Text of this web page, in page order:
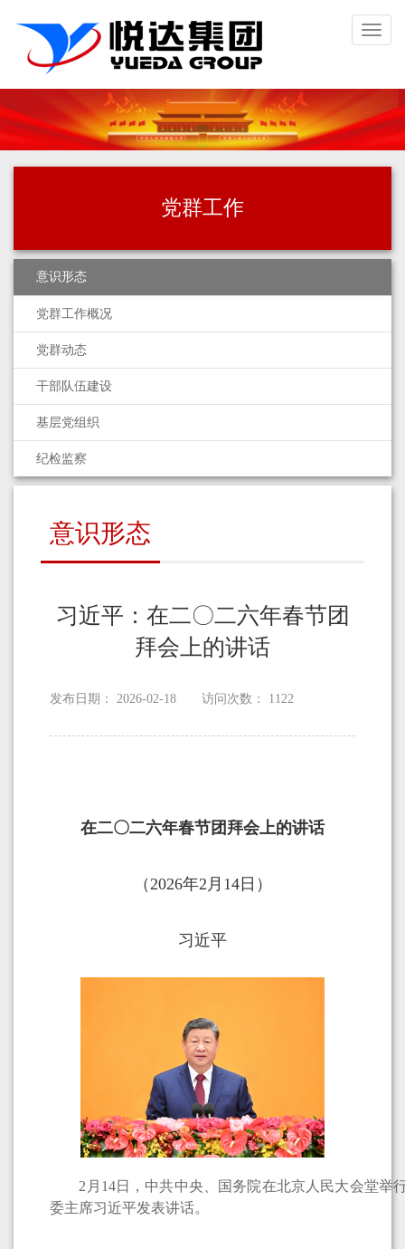
Toggle
党群工作
意识形态
党群工作概况
党群动态
干部队伍建设
基层党组织
纪检监察
意识形态
习近平：在二〇二六年春节团
拜会上的讲话
发布日期： 2026-02-18 访问次数： 1122
在二〇二六年春节团拜会上的讲话
（2026年2月14日）
习近平
2月14日，中共中央、国务院在北京人民大会堂举
委主席习近平发表讲话。